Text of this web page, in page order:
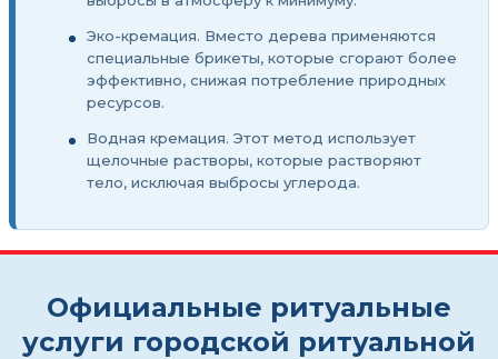
Эко-кремация. Вместо дерева применяются
специальные брикеты, которые сгорают более
эффективно, снижая потребление природных
ресурсов.
Водная кремация. Этот метод использует
щелочные растворы, которые растворяют
тело, исключая выбросы углерода.
Официальные ритуальные
услуги городской ритуальной